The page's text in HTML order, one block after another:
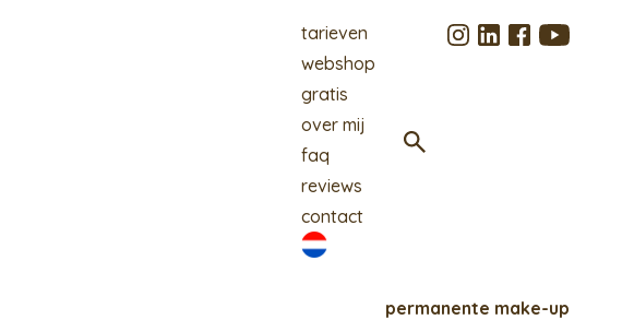
tarieven
webshop
gratis
over mij
faq
reviews
contact
permanente make-up